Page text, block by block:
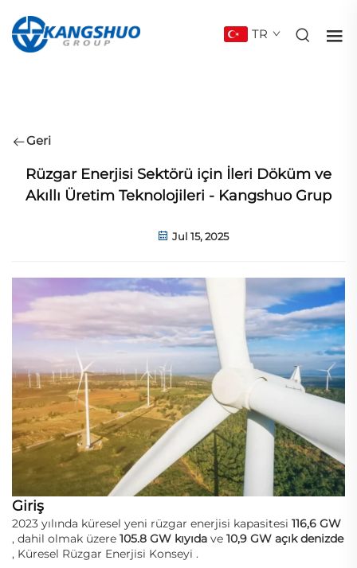
TR
Geri
Rüzgar Enerjisi Sektörü için İleri Döküm ve
Akıllı Üretim Teknolojileri - Kangshuo Grup
Jul 15, 2025
Giriş
2023 yılında küresel yeni rüzgar enerjisi kapasitesi 116,6 GW
, dahil olmak üzere 105.8 GW kıyıda ve 10,9 GW açık denizde
, Küresel Rüzgar Enerjisi Konseyi .